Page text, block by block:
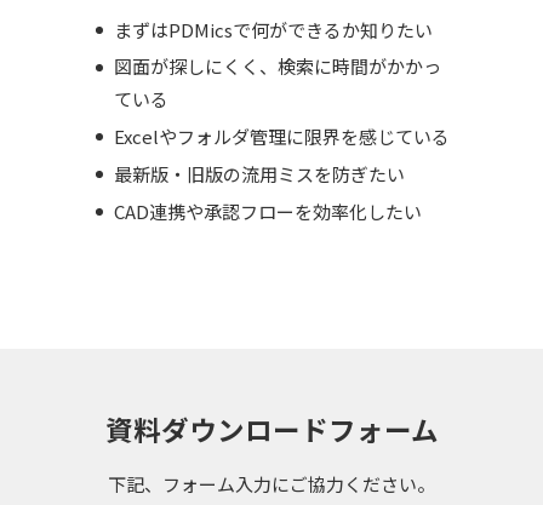
まずはPDMicsで何ができるか知りたい
図面が探しにくく、検索に時間がかかっ
ている
Excelやフォルダ管理に限界を感じている
最新版・旧版の流用ミスを防ぎたい
CAD連携や承認フローを効率化したい
資料ダウンロードフォーム
下記、フォーム入力にご協力ください。